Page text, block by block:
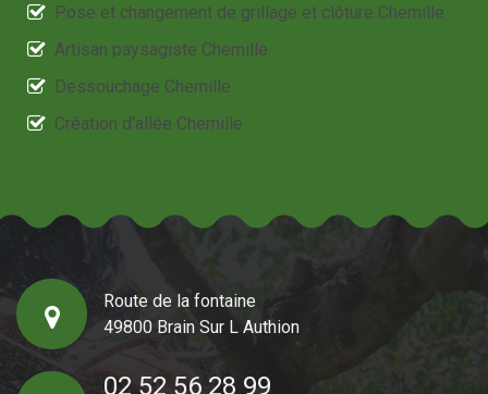
Pose et changement de grillage et clôture Chemille
Artisan paysagiste Chemille
Dessouchage Chemille
Création d'allée Chemille
Route de la fontaine
49800 Brain Sur L Authion
02 52 56 28 99